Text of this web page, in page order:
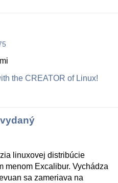
the CREATOR of Linux!
linuxovej distribúcie
menom Excalibur. Vychádza
sa zameriava na